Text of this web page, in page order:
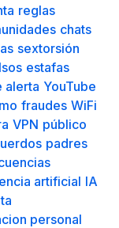
reglas
chats
sextorsión
estafas
alerta YouTube
fraudes WiFi
VPN público
padres
artificial IA
personal